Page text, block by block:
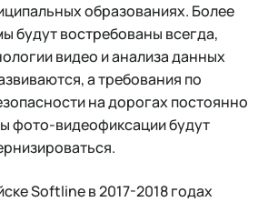
образованиях. Более
будут востребованы всегда,
видео и анализа данных
а требования по
на дорогах постоянно
фото-видеофиксации будут
Softline в 2017-2018 годах